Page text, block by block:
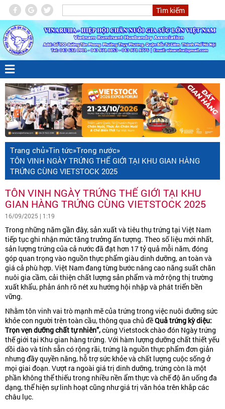
Trang chủ»Tin tức»Trong nước»
TÔN VINH NGÀY TRỨNG THẾ GIỚI TẠI KHU GIAN HÀNG
TRỨNG CÙNG VIETSTOCK 2025
TÔN VINH NGÀY TRỨNG THẾ GIỚI TẠI KHU
GIAN HÀNG TRỨNG CÙNG VIETSTOCK 2025
16/09/2025 | 1:19
Trong những năm gần đây, sản xuất và tiêu thụ trứng tại Việt Nam
tiếp tục ghi nhận mức tăng trưởng ấn tượng. Theo số liệu mới nhất,
sản lượng trứng của cả nước đã đạt hơn 17 tỷ quả mỗi năm, đóng
góp quan trọng vào nguồn thực phẩm giàu dinh dưỡng, an toàn và
giá cả phù hợp. Việt Nam đang từng bước nâng cao năng suất chăn
nuôi gia cầm, cải thiện chất lượng sản phẩm và mở rộng thị trường
xuất khẩu, phản ánh rõ nét xu hướng hội nhập và phát triển bền
vững.
Nhằm tôn vinh vai trò mạnh mẽ của trứng trong việc nuôi dưỡng sức
khỏe con người trên toàn cầu, thông qua chủ đềQuả trứng kỳ diệu:
Trọn vẹn dưỡng chất tự nhiên”,cùng Vietstock chào đón Ngày trứng
thế giới tại Khu gian hàng trứng. Với hàm lượng dưỡng chất thiết yếu
dồi dào và tính sẵn có rộng rãi, trứng là nguồn thực phẩm đơn giản
nhưng đầy quyền năng, hỗ trợ sức khỏe và chất lượng cuộc sống ở
mọi giai đoạn. Vượt ra ngoài giá trị dinh dưỡng, trứng còn là một
phần không thể thiếu trong nhiều nền ẩm thực và chế độ ăn uống đa
dạng, thể hiện sự linh hoạt cũng như giá trị văn hóa trên khắp các
châu lục.